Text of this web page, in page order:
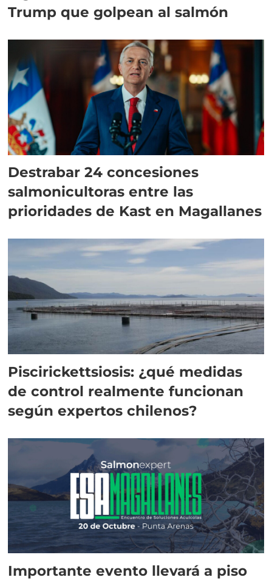
Trump que golpean al salmón
Destrabar 24 concesiones
salmonicultoras entre las
prioridades de Kast en Magallanes
Piscirickettsiosis: ¿qué medidas
de control realmente funcionan
según expertos chilenos?
Importante evento llevará a piso